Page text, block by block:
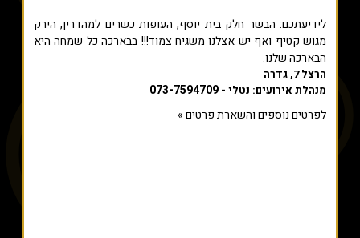
לידיעתכם: הבשר חלק בית יוסף, העופות כשרים למהדרין, הירק
מגוש קטיף ואף יש אצלנו משגיח צמוד!!! בבארכה כל שמחה היא
הבארכה שלנו.
הרצל 7, גדרה
מנהלת אירועים: נטלי - 073-7594709
לפרטים נוספים והשארת פרטים »